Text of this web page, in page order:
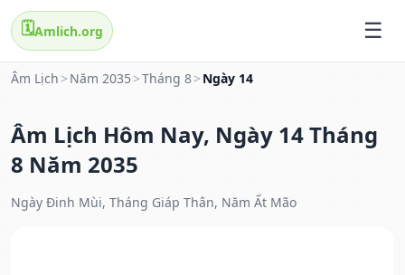
🗓️Amlich.org
Âm Lịch > Năm 2035 >Tháng 8> Ngày 14
Âm Lịch Hôm Nay, Ngày 14 Tháng
8 Năm 2035
Ngày Đinh Mùi, Tháng Giáp Thân, Năm Ất Mão